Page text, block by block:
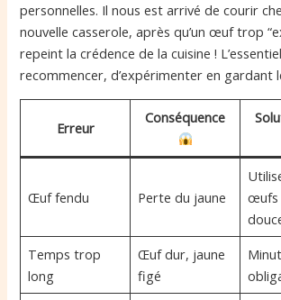
personnelles. Il nous est arrivé de courir
nouvelle casserole, après qu’un œuf trop
repeint la crédence de la cuisine !
recommencer, d’expérimenter en gardant
Erreur
Conséquence
Œuf fendu Perte du jaune
œufs
Temps trop
long
Œuf dur, jaune
figé